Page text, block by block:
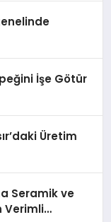
İşe Götür
Üretim
Seramik ve
Verimli